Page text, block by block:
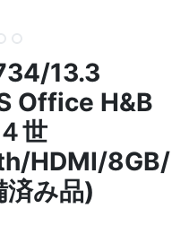
13.3
Office H&B
世
HDMI/8GB/
済み品)